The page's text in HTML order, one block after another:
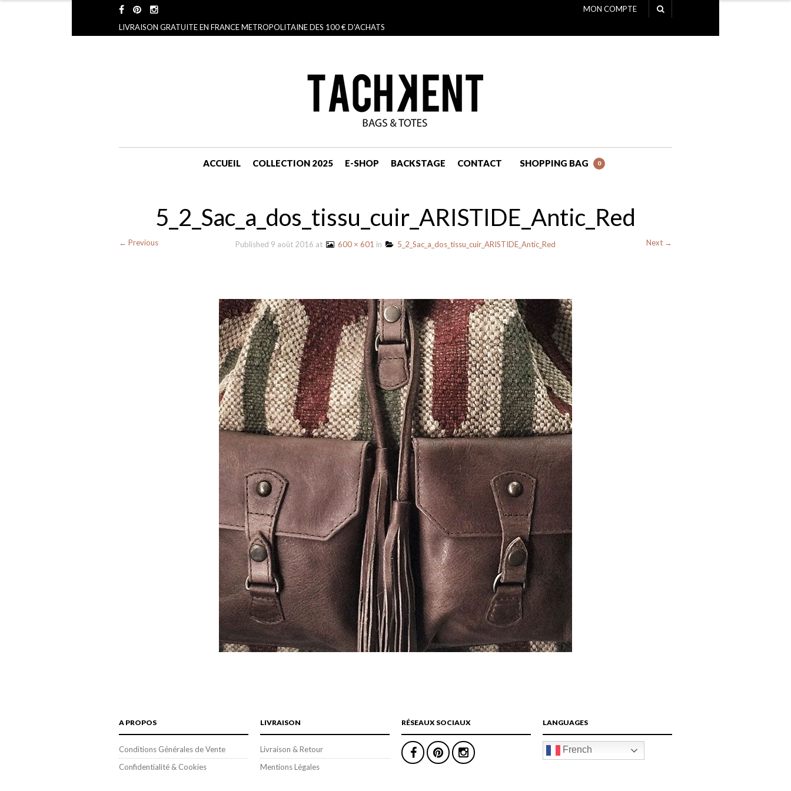
LIVRAISON GRATUITE EN FRANCE METROPOLITAINE DES 100 € D'ACHATS
MON COMPTE
ACCUEIL COLLECTION 2025 E-SHOP BACKSTAGE CONTACT SHOPPING BAG 0
5_2_Sac_a_dos_tissu_cuir_ARISTIDE_Antic_Red
Published 9 août 2016 at 600 × 601 in 5_2_Sac_a_dos_tissu_cuir_ARISTIDE_Antic_Red
← Previous Next →
A PROPOS
Conditions Générales de Vente
Confidentialité & Cookies
LIVRAISON
Livraison & Retour
Mentions Légales
RÉSEAUX SOCIAUX LANGUAGES
French
NAVIGATION